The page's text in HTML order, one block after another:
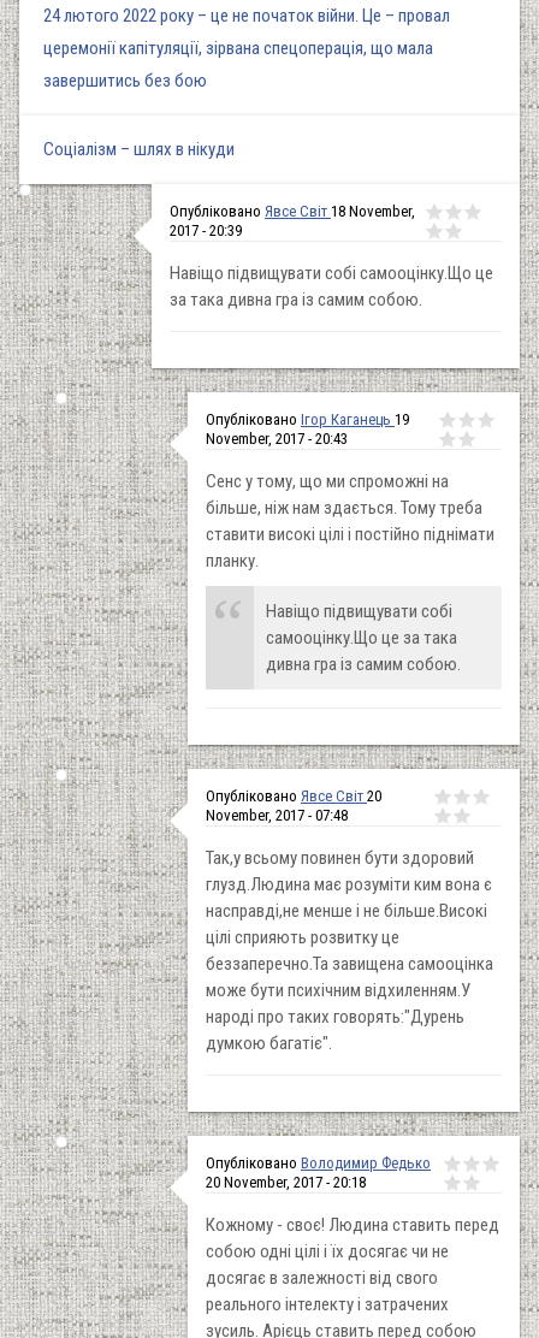
24 лютого 2022 року – це не початок війни. Це – провал
церемонії капітуляції, зірвана спецоперація, що мала
завершитись без бою
Соціалізм – шлях в нікуди
Опубліковано Явсе Світ 18 November,
2017 - 20:39
Навіщо підвищувати собі самооцінку.Що це
за така дивна гра із самим собою.
Опубліковано Ігор Каганець 19
November, 2017 - 20:43
Сенс у тому, що ми спроможні на
більше, ніж нам здається. Тому треба
ставити високі цілі і постійно піднімати
планку.
Навіщо підвищувати собі
самооцінку.Що це за така
дивна гра із самим собою.
Опубліковано Явсе Світ 20
November, 2017 - 07:48
Так,у всьому повинен бути здоровий
глузд.Людина має розуміти ким вона є
насправді,не менше і не більше.Високі
цілі сприяють розвитку це
беззаперечно.Та завищена самооцінка
може бути психічним відхиленням.У
народі про таких говорять:"Дурень
думкою багатіє".
Опубліковано Володимир Федько
20 November, 2017 - 20:18
Кожному - своє! Людина ставить перед
собою одні цілі і їх досягає чи не
досягає в залежності від свого
реального інтелекту і затрачених
зусиль. Арієць ставить перед собою